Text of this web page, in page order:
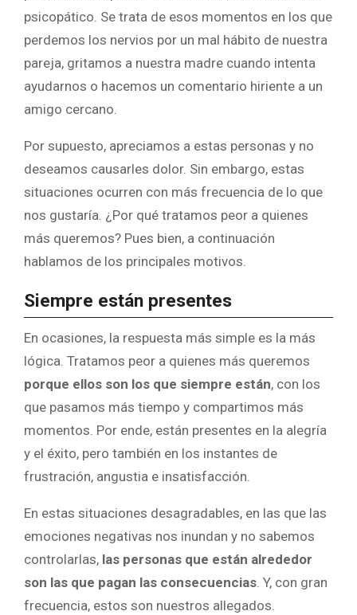
psicopático. Se trata de esos momentos en los que
perdemos los nervios por un mal hábito de nuestra
pareja, gritamos a nuestra madre cuando intenta
ayudarnos o hacemos un comentario hiriente a un
amigo cercano.
Por supuesto, apreciamos a estas personas y no
deseamos causarles dolor. Sin embargo, estas
situaciones ocurren con más frecuencia de lo que
nos gustaría. ¿Por qué tratamos peor a quienes
más queremos? Pues bien, a continuación
hablamos de los principales motivos.
Siempre están presentes
En ocasiones, la respuesta más simple es la más
lógica. Tratamos peor a quienes más queremos
porque ellos son los que siempre están, con los
que pasamos más tiempo y compartimos más
momentos. Por ende, están presentes en la alegría
y el éxito, pero también en los instantes de
frustración, angustia e insatisfacción.
En estas situaciones desagradables, en las que las
emociones negativas nos inundan y no sabemos
controlarlas, las personas que están alrededor
son las que pagan las consecuencias . Y, con gran
frecuencia, estos son nuestros allegados.